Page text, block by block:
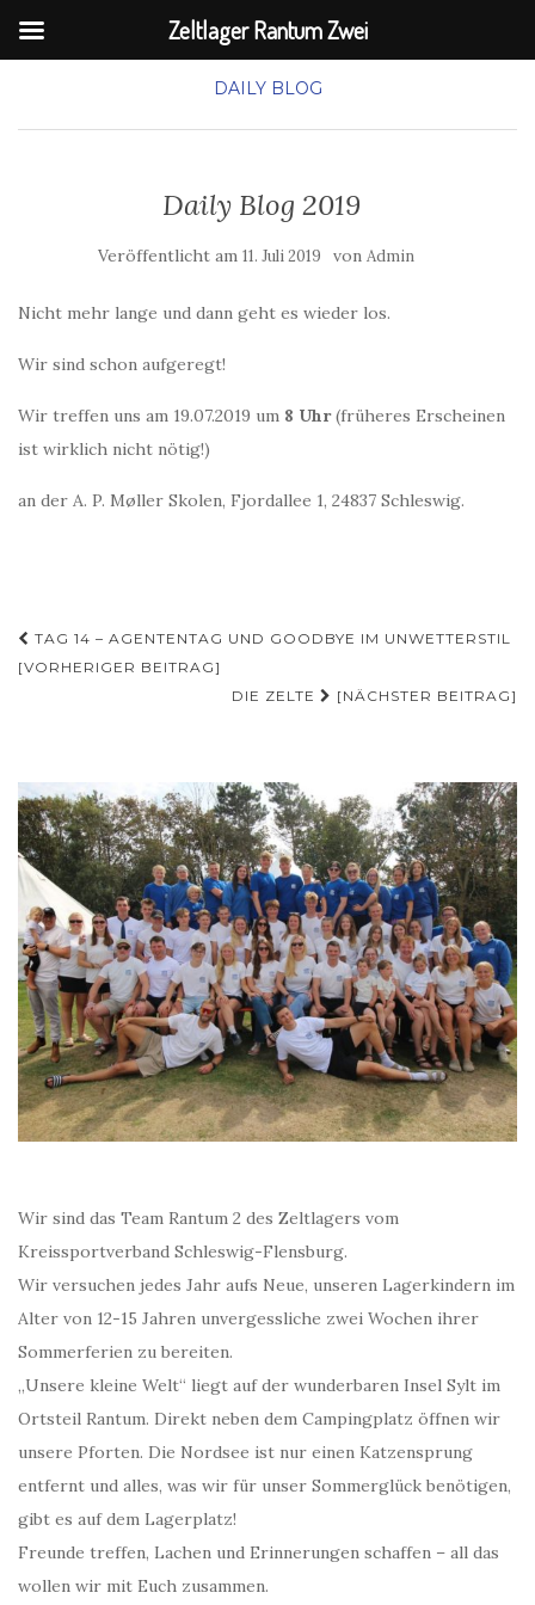
DAILY BLOG
Daily Blog 2019
Veröffentlicht am 11. Juli 2019 von Admin
Nicht mehr lange und dann geht es wieder los.
Wir sind schon aufgeregt!
Wir treffen uns am 19.07.2019 um 8 Uhr(früheres Erscheinen
ist wirklich nicht nötig!)
an der A. P. Møller Skolen, Fjordallee 1, 24837 Schleswig.
Beitragsnavigation
TAG 14 – AGENTENTAG UND GOODBYE IM UNWETTERSTIL
[VORHERIGER BEITRAG]
DIE ZELTE
[NÄCHSTER BEITRAG]
Wir sind das Team Rantum 2 des Zeltlagers vom
Kreissportverband Schleswig-Flensburg.
Wir versuchen jedes Jahr aufs Neue, unseren Lagerkindern im
Alter von 12-15 Jahren unvergessliche zwei Wochen ihrer
Sommerferien zu bereiten.
„Unsere kleine Welt“ liegt auf der wunderbaren Insel Sylt im
Ortsteil Rantum. Direkt neben dem Campingplatz öffnen wir
unsere Pforten. Die Nordsee ist nur einen Katzensprung
entfernt und alles, was wir für unser Sommerglück benötigen,
gibt es auf dem Lagerplatz!
Freunde treffen, Lachen und Erinnerungen schaffen – all das
wollen wir mit Euch zusammen.
Zeltlager Rantum Zwei